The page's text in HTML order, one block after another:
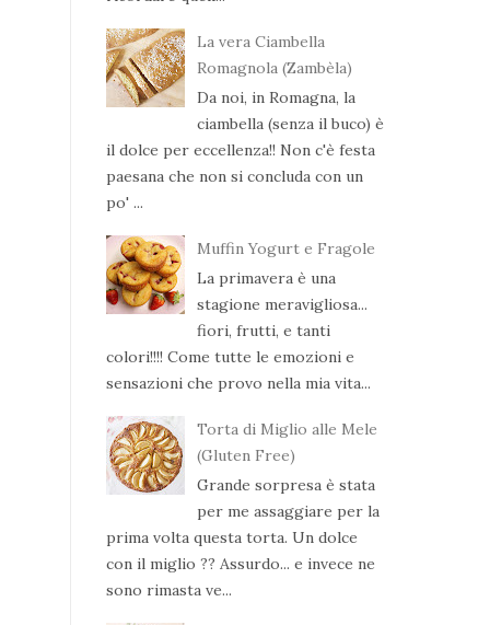
La vera Ciambella
Romagnola (Zambèla)
Da noi, in Romagna, la
ciambella (senza il buco) è
il dolce per eccellenza!! Non c'è festa
paesana che non si concluda con un
po' ...
Muffin Yogurt e Fragole
La primavera è una
stagione meravigliosa...
fiori, frutti, e tanti
colori!!!! Come tutte le emozioni e
sensazioni che provo nella mia vita...
Torta di Miglio alle Mele
(Gluten Free)
Grande sorpresa è stata
per me assaggiare per la
prima volta questa torta. Un dolce
con il miglio ?? Assurdo... e invece ne
sono rimasta ve...